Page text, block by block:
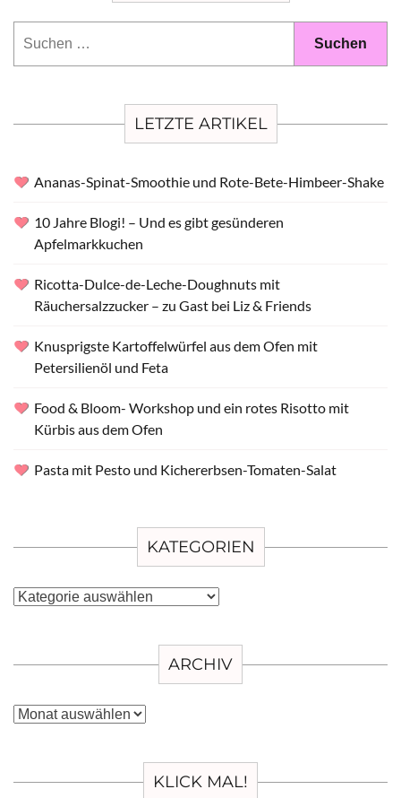
LETZTE ARTIKEL
Ananas-Spinat-Smoothie und Rote-Bete-Himbeer-Shake
10 Jahre Blogi! – Und es gibt gesünderen
Apfelmarkkuchen
Ricotta-Dulce-de-Leche-Doughnuts mit
Räuchersalzzucker – zu Gast bei Liz & Friends
Knusprigste Kartoffelwürfel aus dem Ofen mit
Petersilienöl und Feta
Food & Bloom- Workshop und ein rotes Risotto mit
Kürbis aus dem Ofen
Pasta mit Pesto und Kichererbsen-Tomaten-Salat
KATEGORIEN
Kategorien
ARCHIV
Archiv
KLICK MAL!